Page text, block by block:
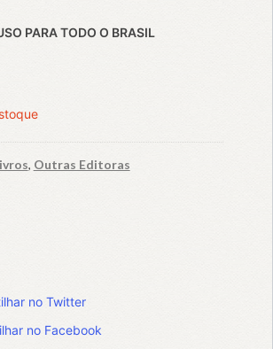
PARA TODO O BRASIL
, Outras Editoras
no Twitter
no Facebook